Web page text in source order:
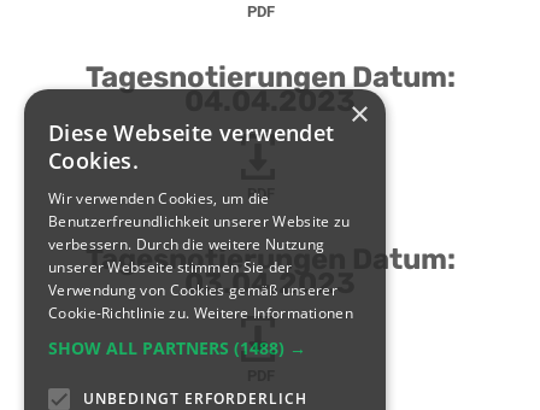
PDF
Tagesnotierungen Datum:
04.04.2023
PDF
Tagesnotierungen Datum:
03.04.2023
×
Diese Webseite verwendet
Cookies.
Wir verwenden Cookies, um die
Benutzerfreundlichkeit unserer Website zu
verbessern. Durch die weitere Nutzung
unserer Webseite stimmen Sie der
Verwendung von Cookies gemäß unserer
Cookie-Richtlinie zu. Weitere Informationen
SHOW ALL PARTNERS (1488) →
UNBEDINGT ERFORDERLICH